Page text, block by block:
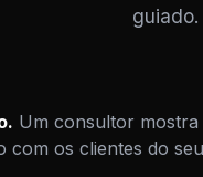
guiado.
Um consultor
com os clientes do